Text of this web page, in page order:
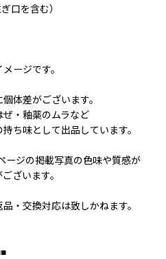
・注ぎ口を含む）
ージです。
体差がございます。
・釉薬のムラなど
ち味として出品しています。
ージの掲載写真の色味や質感が
ざいます。
・交換対応は致しかねます。